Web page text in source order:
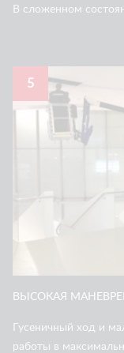
В сложенном
5
ВЫСОКАЯ
Гусеничный ход и
работы в